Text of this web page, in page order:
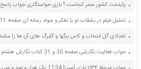
پایتخت کشور مصر کجاست ؟ بازی خواستگاری جواب پاسخ
تحلیل فیلم در بشقاب تو یا تفکر و سواد رسانه ای صفحه 11 تفکر و سواد رسانه ای دهم
جواب فعالیت نگارشی صفحه 30 و 31 کتاب نگارش هشتم